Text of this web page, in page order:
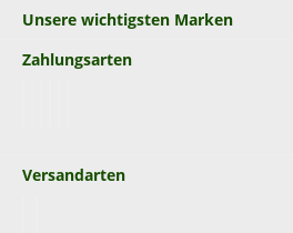
Unsere wichtigsten Marken
Zahlungsarten
Versandarten